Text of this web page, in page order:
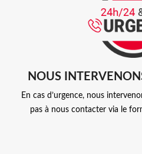
NOUS
En cas d’urgence, nous
pas à nous contacter via le